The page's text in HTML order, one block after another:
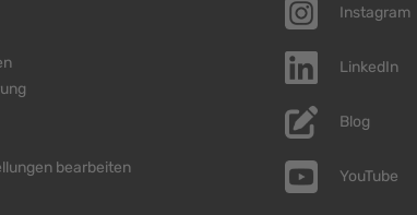
bearbeiten
Instagram
LinkedIn
Blog
YouTube